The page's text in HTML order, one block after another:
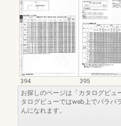
394
395
お探しのページは「カタログビュ
タログビューではweb上でパラパ
んになれます。